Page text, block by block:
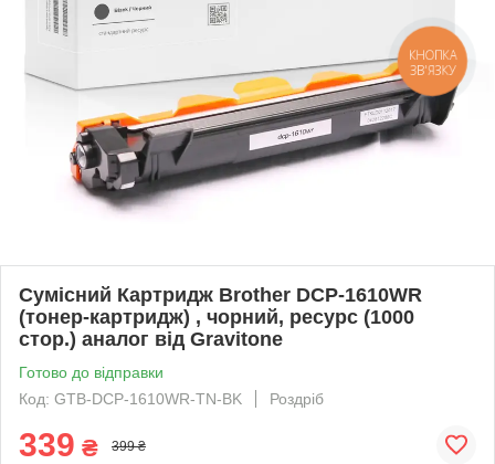
Сумісний Картридж Brother DCP-1610WR
(тонер-картридж) , чорний, ресурс (1000
стор.) аналог від Gravitone
Готово до відправки
Код: GTB-DCP-1610WR-TN-BK
Роздріб
339 ₴ 399 ₴
КНОПКА
ЗВ'ЯЗКУ